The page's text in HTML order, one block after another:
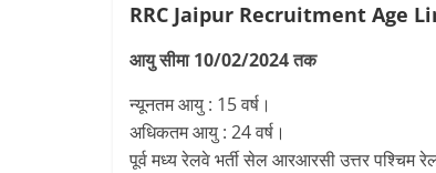
RRC Jaipur Recruitment Age
आयु सीमा 10/02/2024 तक
न्यूनतम आयु : 15 वर्ष।
अधिकतम आयु : 24 वर्ष।
पूर्व मध्य रेलवे भर्ती सेल आरआरसी उत्तर